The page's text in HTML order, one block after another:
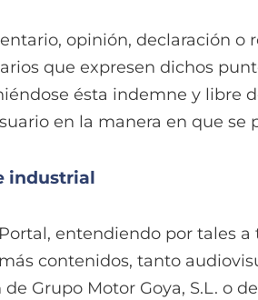
opinión, declaración
que expresen dichos
ésta indemne y libre
en la manera en que se
industrial
entendiendo por tales
contenidos, tanto
Grupo Motor Goya, S.L. o